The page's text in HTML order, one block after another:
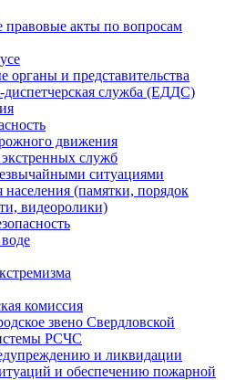
акты по вопросам
органы и представительства
служба (ЕДДС)
движения
служб
ситуациями
(памятки, порядок
видеоролики)
комиссия
звено Свердловской
РСЧС
и ликвидации
и обеспечению пожарной